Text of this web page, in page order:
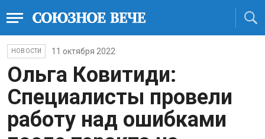
НОВОСТИ 11 октября 2022
Ольга Ковитиди:
Специалисты провели
работу над ошибками